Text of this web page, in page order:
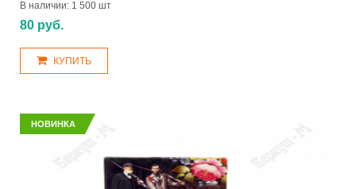
В наличии: 1 500 шт
80 руб.
КУПИТЬ
НОВИНКА